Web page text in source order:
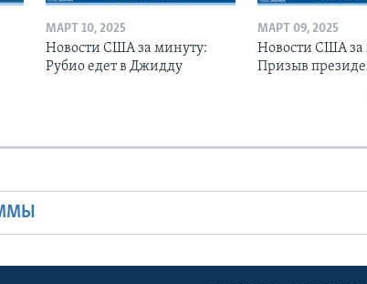
МАРТ 10, 2025
Новости США за минуту:
Рубио едет в Джидду
МАРТ 09, 2025
Новости США за
Призыв